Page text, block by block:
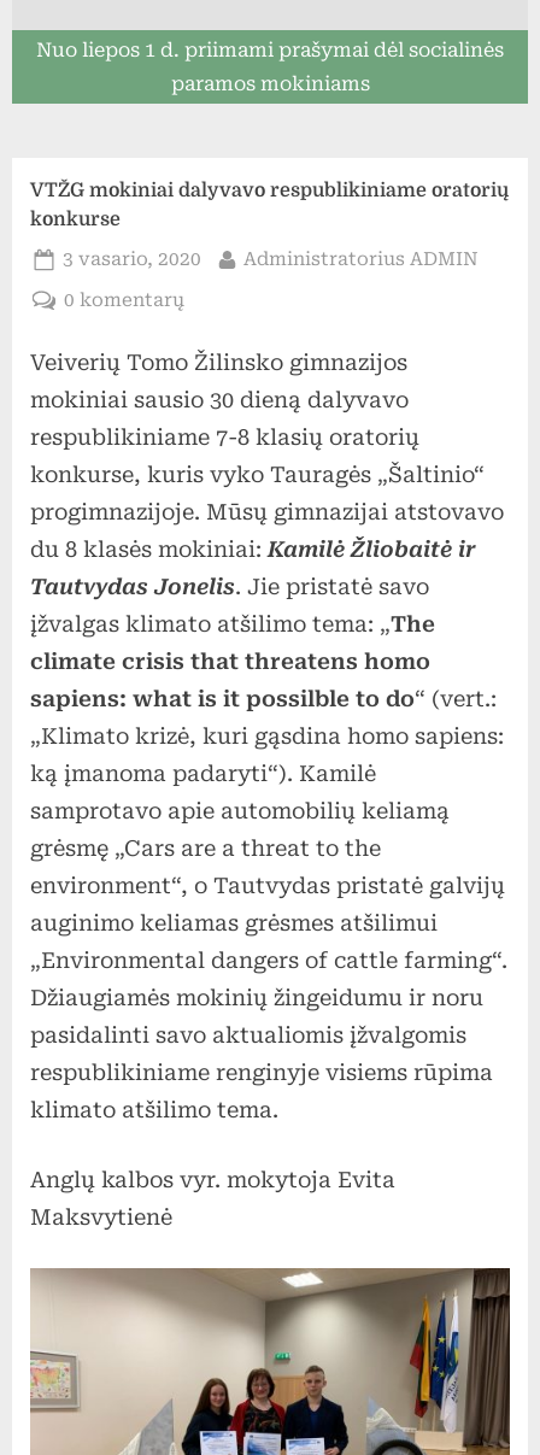
Nuo liepos 1 d. priimami prašymai dėl socialinės
paramos mokiniams
VTŽG mokiniai dalyvavo respublikiniame oratorių
konkurse
Posted
on
3 vasario, 2020 By
Administratorius ADMIN
0 komentarųįraše
mokiniai
dalyvavo
respublikiniame
konkurse
Veiverių Tomo Žilinsko gimnazijos
mokiniai sausio 30 dieną dalyvavo
respublikiniame 7-8 klasių oratorių
konkurse, kuris vyko Tauragės „Šaltinio“
progimnazijoje. Mūsų gimnazijai atstovavo
du 8 klasės mokiniai: Kamilė Žliobaitė ir
Tautvydas Jonelis. Jie pristatė savo
įžvalgas klimato atšilimo tema: „The
climate crisis that threatens homo
sapiens: what is it possilble to do“ (vert.:
„Klimato krizė, kuri gąsdina homo sapiens:
ką įmanoma padaryti“). Kamilė
samprotavo apie automobilių keliamą
grėsmę „Cars are a threat to the
environment“, o Tautvydas pristatė galvijų
auginimo keliamas grėsmes atšilimui
„Environmental dangers of cattle farming“.
Džiaugiamės mokinių žingeidumu ir noru
pasidalinti savo aktualiomis įžvalgomis
respublikiniame renginyje visiems rūpima
klimato atšilimo tema.
Anglų kalbos vyr. mokytoja Evita
Maksvytienė